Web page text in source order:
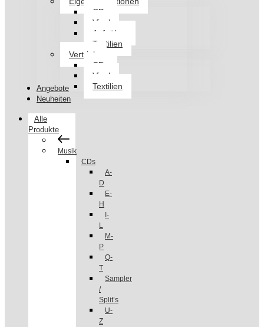
CDs
Vinyl
Aufnäher
Textilien
Vertrieb
CDs
Vinyl
Textilien
Angebote
Neuheiten
Alle
Produkte
Musik
CDs
A-
D
E-
H
I-
L
M-
P
Q-
T
Sampler
/
Split’s
U-
Z